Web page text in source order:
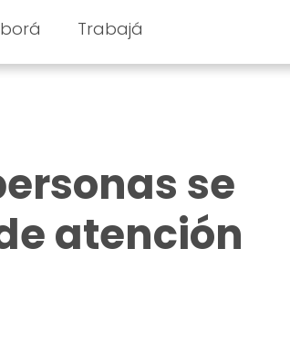
Trabajá
se
atención